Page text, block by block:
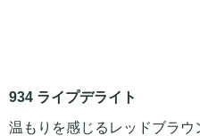
934 ライプデライト
温もりを感じるレッドブラウ